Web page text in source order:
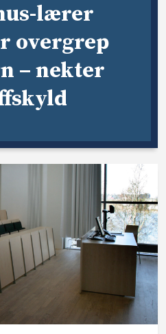
lærer
overgrep
– nekter